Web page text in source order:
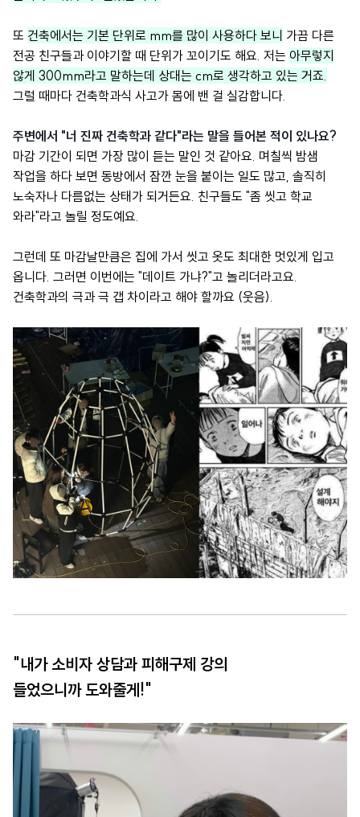
또 건축에서는 기본 단위로 mm를 많이 사용하다 보니 가끔 다른
전공 친구들과 이야기할 때 단위가 꼬이기도 해요. 저는 아무렇지
않게 300mm라고 말하는데 상대는 cm로 생각하고 있는 거죠.
그럴 때마다 건축학과식 사고가 몸에 밴 걸 실감합니다.
주변에서 "너 진짜 건축학과 같다"라는 말을 들어본 적이 있나요?
마감 기간이 되면 가장 많이 듣는 말인 것 같아요. 며칠씩 밤샘
작업을 하다 보면 동방에서 잠깐 눈을 붙이는 일도 많고, 솔직히
노숙자나 다름없는 상태가 되거든요. 친구들도 "좀 씻고 학교
와라"라고 놀릴 정도예요.
그런데 또 마감날만큼은 집에 가서 씻고 옷도 최대한 멋있게 입고
옵니다. 그러면 이번에는 "데이트 가냐?"고 놀리더라고요.
건축학과의 극과 극 갭 차이라고 해야 할까요 (웃음).
"내가 소비자 상담과 피해구제 강의
들었으니까 도와줄게!"